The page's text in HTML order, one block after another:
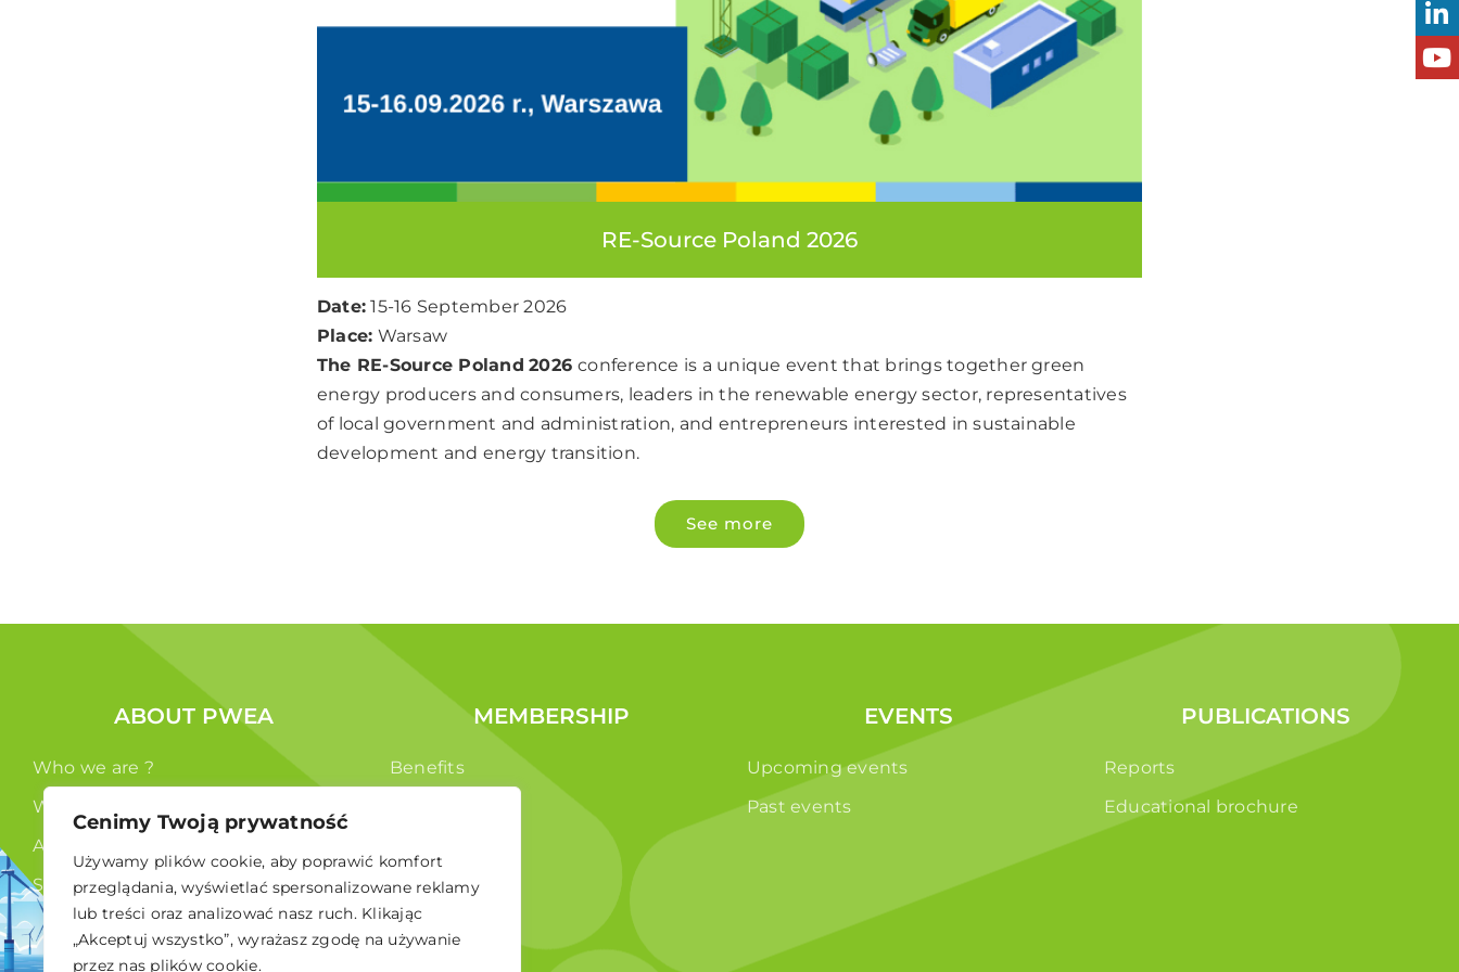
Cenimy Twoją prywatność
Używamy plików cookie, aby poprawić komfort
przeglądania, wyświetlać spersonalizowane reklamy
lub treści oraz analizować nasz ruch. Klikając
„Akceptuj wszystko”, wyrażasz zgodę na używanie
przez nas plików cookie.
RE-Source Poland 2026
Date: 15-16 September 2026
Place: Warsaw
The RE-Source Poland 2026conference is a unique event that brings together green
energy producers and consumers, leaders in the renewable energy sector, representatives
of local government and administration, and entrepreneurs interested in sustainable
development and energy transition.
See more
ABOUT PWEA
Who we are ?
What we do ?
Authorities
Statute
GDPR
MEMBERSHIP
Benefits
EVENTS
Upcoming events
Past events
PUBLICATIONS
Reports
Educational brochure